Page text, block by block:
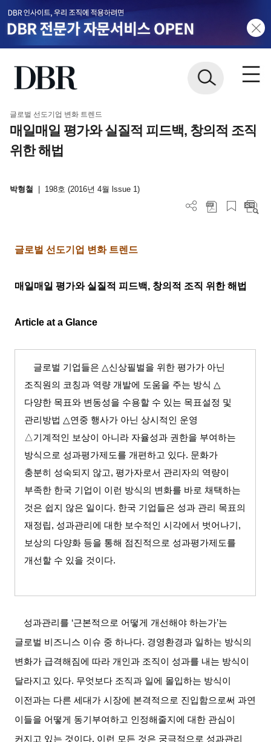
글로벌 선도기업 변화 트렌드
매일매일 평가와 실질적 피드백, 창의적 조직
위한 해법
박형철 198호 (2016년 4월 lssue 1)
글로벌 선도기업 변화 트렌드
매일매일 평가와 실질적 피드백, 창의적 조직 위한 해법
Article at a Glance
글로벌 기업들은 △신상필벌을 위한 평가가 아닌
조직원의 코칭과 역량 개발에 도움을 주는 방식 △
다양한 목표와 변동성을 수용할 수 있는 목표설정 및
관리방법 △연중 행사가 아닌 상시적인 운영
△기계적인 보상이 아니라 자율성과 권한을 부여하는
방식으로 성과평가제도를 개편하고 있다. 문화가
충분히 성숙되지 않고, 평가자로서 관리자의 역량이
부족한 한국 기업이 이런 방식의 변화를 바로 채택하는
것은 쉽지 않은 일이다. 한국 기업들은 성과 관리 목표의
재정립, 성과관리에 대한 보수적인 시각에서 벗어나기 ,
보상의 다양화 등을 통해 점진적으로 성과평가제도를
개선할 수 있을 것이다.
성과관리를 ‘근본적으로 어떻게 개선해야 하는가’는
글로벌 비즈니스 이슈 중 하나다. 경영환경과 일하는 방식의
변화가 급격해짐에 따라 개인과 조직이 성과를 내는 방식이
달라지고 있다. 무엇보다 조직과 일에 몰입하는 방식이
이전과는 다른 세대가 시장에 본격적으로 진입함으로써 과연
이들을 어떻게 동기부여하고 인정해줄지에 대한 관심이
커지고 있는 것이다. 이런 모든 것은 궁극적으로 성과관리